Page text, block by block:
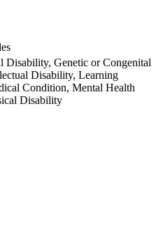
Disability, Genetic or Congenital
Disability, Learning
Condition, Mental Health
Disability